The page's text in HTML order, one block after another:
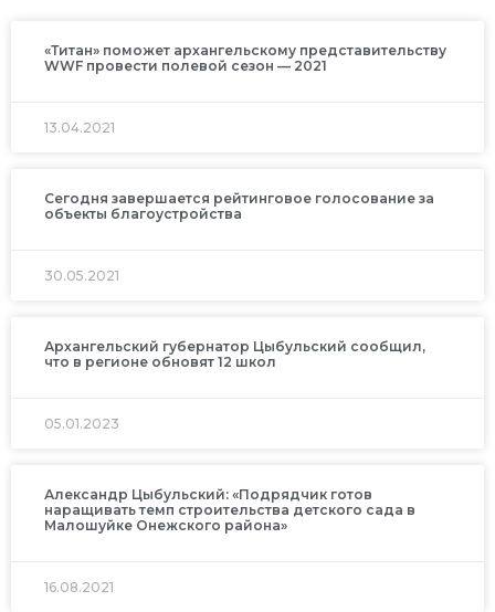
«Титан» поможет архангельскому представительству
WWF провести полевой сезон — 2021
13.04.2021
Сегодня завершается рейтинговое голосование за
объекты благоустройства
30.05.2021
Архангельский губернатор Цыбульский сообщил,
что в регионе обновят 12 школ
05.01.2023
Александр Цыбульский: «Подрядчик готов
наращивать темп строительства детского сада в
Малошуйке Онежского района»
16.08.2021